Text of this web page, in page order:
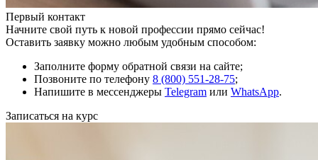
Первый контакт
Начните свой путь к новой профессии прямо сейчас!
Оставить заявку можно любым удобным способом:
Заполните форму обратной связи на сайте;
Позвоните по телефону 8 (800) 551-28-75;
Напишите в мессенджеры Telegram или WhatsApp.
Записаться на курс